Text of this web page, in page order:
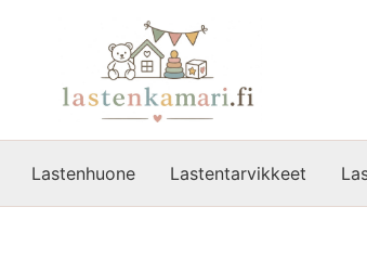
Lastenhuone Lastentarvikkeet